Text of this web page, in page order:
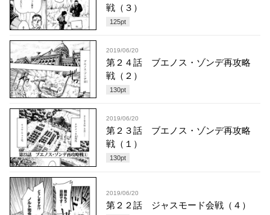
戦（３）
125pt
2019/06/20
第２４話 ブエノス・ゾンデ再攻略
戦（２）
130pt
2019/06/20
第２３話 ブエノス・ゾンデ再攻略
戦（１）
130pt
2019/06/20
第２２話 ジャスモード会戦（４）